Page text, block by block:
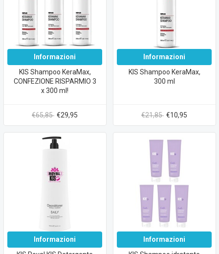
Informazioni
KIS Shampoo KeraMax,
CONFEZIONE RISPARMIO 3
x 300 ml!
€65,85 €29,95
Informazioni
KIS Shampoo KeraMax,
300 ml
€21,85 €10,95
Informazioni
Informazioni